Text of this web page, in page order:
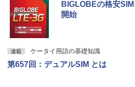
BIGLOBEの格安
開始
連載 ケータイ用語の基礎知識
第657回：デュアルSIM とは